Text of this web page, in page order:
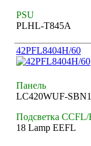
PSU
PLHL-T845A
42PFL8404H/60
Панель
LC420WUF-
Подсветка
18 Lamp EEFL